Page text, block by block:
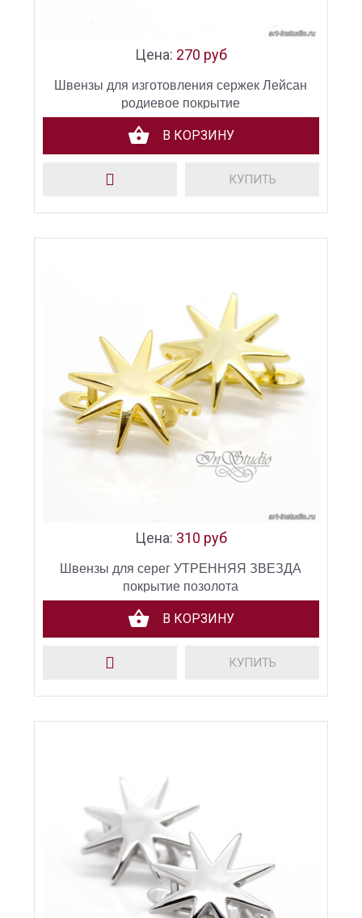
Цена: 270 руб
Швензы для изготовления сержек Лейсан
родиевое покрытие
В КОРЗИНУ
КУПИТЬ
Цена: 310 руб
Швензы для серег УТРЕННЯЯ ЗВЕЗДА
покрытие позолота
В КОРЗИНУ
КУПИТЬ